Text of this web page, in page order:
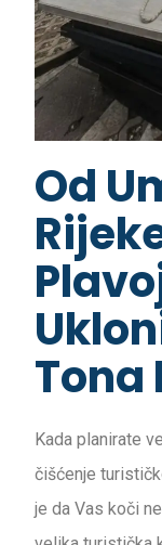
Od
Tona
Kada planirate
čišćenje
je da Vas koči